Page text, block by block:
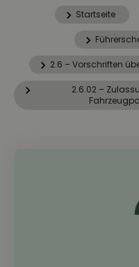
Startseite
2.6 – Vorschriften
2.6.02 –